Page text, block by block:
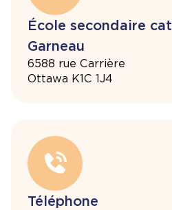
École secondaire
Garneau
6588 rue Carrière
Ottawa K1C 1J4
Téléphone